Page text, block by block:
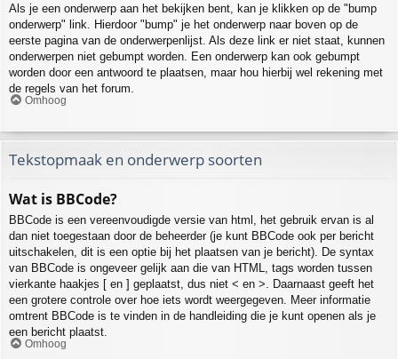
Als je een onderwerp aan het bekijken bent, kan je klikken op de "bump
onderwerp" link. Hierdoor "bump" je het onderwerp naar boven op de
eerste pagina van de onderwerpenlijst. Als deze link er niet staat, kunnen
onderwerpen niet gebumpt worden. Een onderwerp kan ook gebumpt
worden door een antwoord te plaatsen, maar hou hierbij wel rekening met
de regels van het forum.
Omhoog
Tekstopmaak en onderwerp soorten
Wat is BBCode?
BBCode is een vereenvoudigde versie van html, het gebruik ervan is al
dan niet toegestaan door de beheerder (je kunt BBCode ook per bericht
uitschakelen, dit is een optie bij het plaatsen van je bericht). De syntax
van BBCode is ongeveer gelijk aan die van HTML, tags worden tussen
vierkante haakjes [ en ] geplaatst, dus niet < en >. Daarnaast geeft het
een grotere controle over hoe iets wordt weergegeven. Meer informatie
omtrent BBCode is te vinden in de handleiding die je kunt openen als je
een bericht plaatst.
Omhoog